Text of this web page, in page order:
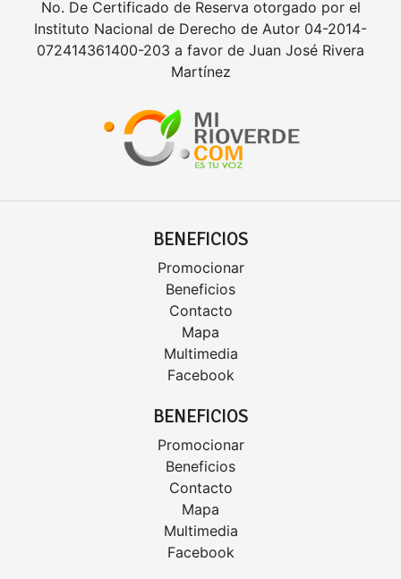
No. De Certificado de Reserva otorgado por el
Instituto Nacional de Derecho de Autor 04-2014-
072414361400-203 a favor de Juan José Rivera
Martínez
BENEFICIOS
Promocionar
Beneficios
Contacto
Mapa
Multimedia
Facebook
BENEFICIOS
Promocionar
Beneficios
Contacto
Mapa
Multimedia
Facebook